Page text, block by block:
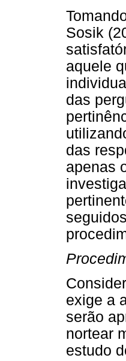
Sosik
aquele
das
das
apenas
exige a
serão
nortear
estudo